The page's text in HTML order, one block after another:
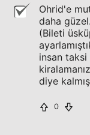
Ohrid'e
daha
(Bileti
insan taksi
diye
0